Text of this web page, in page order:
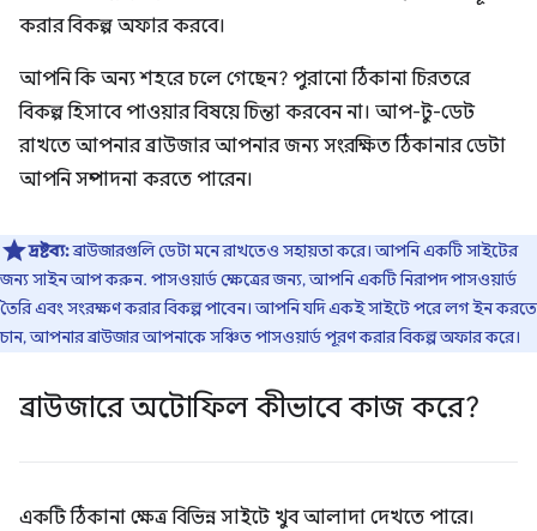
করার বিকল্প অফার করবে।
আপনি কি অন্য শহরে চলে গেছেন? পুরানো ঠিকানা চিরতরে
বিকল্প হিসাবে পাওয়ার বিষয়ে চিন্তা করবেন না। আপ-টু-ডেট
রাখতে আপনার ব্রাউজার আপনার জন্য সংরক্ষিত ঠিকানার ডেটা
আপনি সম্পাদনা করতে পারেন।
দ্রষ্টব্য:ব্রাউজারগুলি ডেটা মনে রাখতেও সহায়তা করে। আপনি একটি সাইটের
জন্য সাইন আপ করুন. পাসওয়ার্ড ক্ষেত্রের জন্য, আপনি একটি নিরাপদ পাসওয়ার্ড
তৈরি এবং সংরক্ষণ করার বিকল্প পাবেন। আপনি যদি একই সাইটে পরে লগ ইন করতে
চান, আপনার ব্রাউজার আপনাকে সঞ্চিত পাসওয়ার্ড পূরণ করার বিকল্প অফার করে।
ব্রাউজারে অটোফিল কীভাবে কাজ করে?
একটি ঠিকানা ক্ষেত্র বিভিন্ন সাইটে খুব আলাদা দেখতে পারে।